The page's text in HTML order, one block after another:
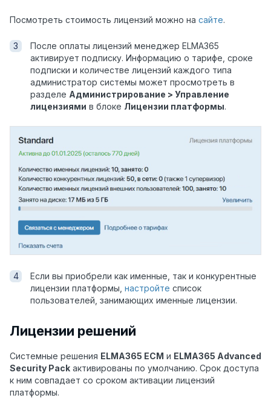
Посмотреть стоимость лицензий можно на сайте.
После оплаты лицензий менеджер ELMA365
активирует подписку. Информацию о тарифе, сроке
подписки и количестве лицензий каждого типа
администратор системы может просмотреть в
разделе Администрирование > Управление
лицензиями в блоке Лицензии платформы.
Если вы приобрели как именные, так и конкурентные
лицензии платформы, настройте список
пользователей, занимающих именные лицензии.
Лицензии решений
Системные решения ELMA365 ECM и ELMA365 Advanced
Security Pack активированы по умолчанию. Cрок доступа
к ним совпадает со сроком активации лицензий
платформы.